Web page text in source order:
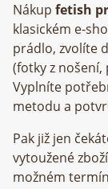
Nákup fetish
klasickém e-
prádlo, zvolíte
(fotky z
Vyplníte
metodu a
Pak již jen
vytoužené
možném